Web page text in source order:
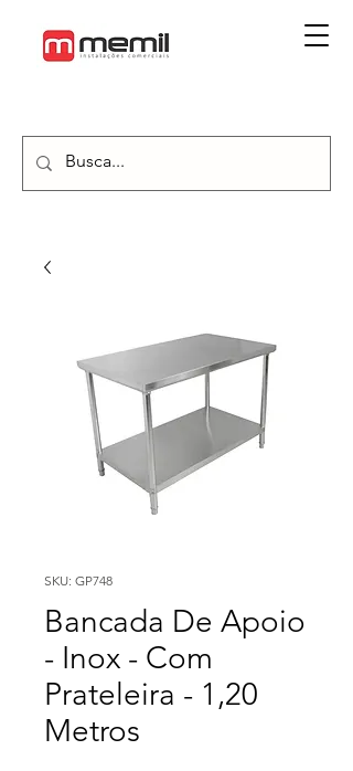
SKU: GP748
Bancada De Apoio
- Inox - Com
Prateleira - 1,20
Metros